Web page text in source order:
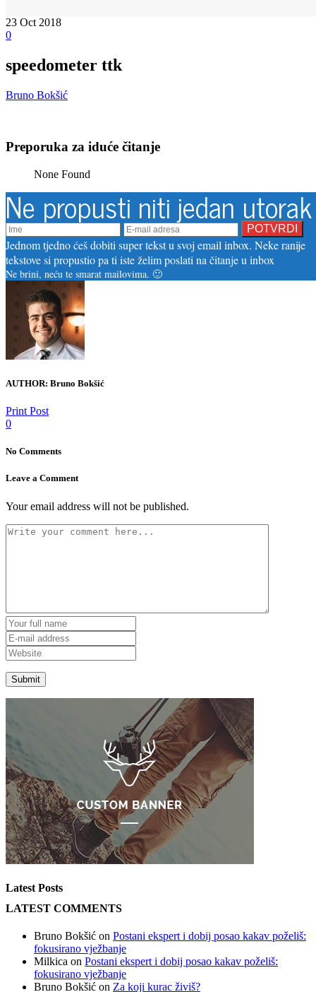
23 Oct 2018
0
speedometer ttk
Bruno Bokšić
Preporuka za iduće čitanje
None Found
Ne propusti niti jedan utorak
Jednom tjedno ćeš dobiti super tekst u svoj email inbox. Neke ranije
tekstove si propustio pa ti iste želim poslati na čitanje u inbox
Ne brini, neću te smarat mailovima. 🙂
AUTHOR: Bruno Bokšić
Print Post
0
No Comments
Leave a Comment
Your email address will not be published.
Latest Posts
LATEST COMMENTS
Bruno Bokšić on Postani ekspert i dobij posao kakav poželiš:
fokusirano vježbanje
Milkica on Postani ekspert i dobij posao kakav poželiš:
fokusirano vježbanje
Bruno Bokšić on Za koji kurac živiš?